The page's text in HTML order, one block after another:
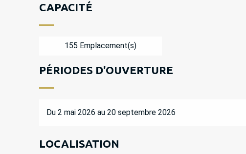
CAPACITÉ
155 Emplacement(s)
PÉRIODES D'OUVERTURE
Du 2 mai 2026 au 20 septembre 2026
LOCALISATION